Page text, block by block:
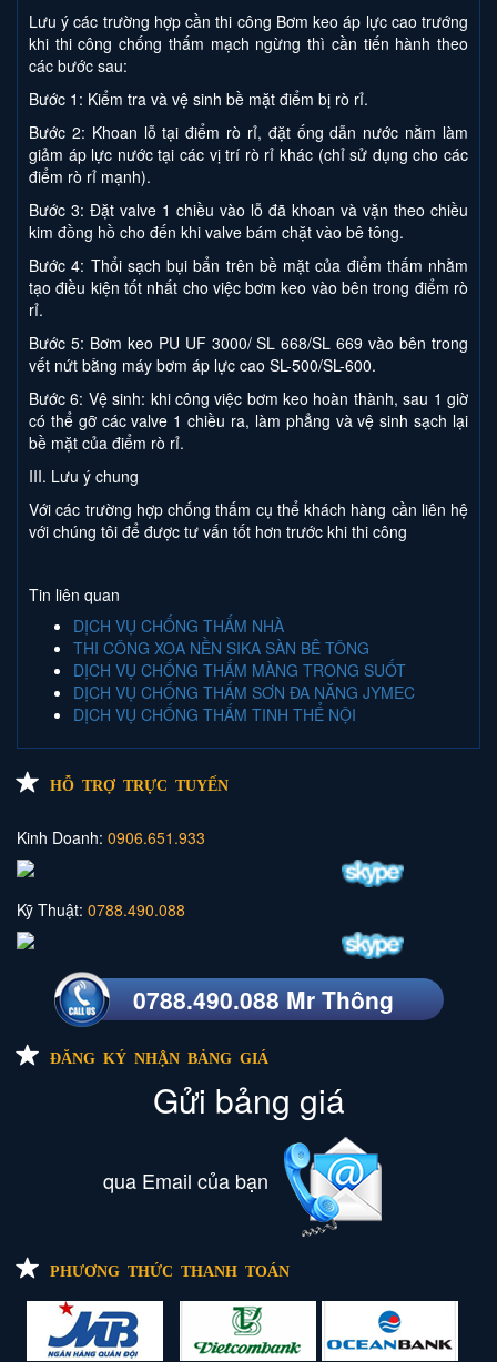
Lưu ý các trường hợp cần thi công Bơm keo áp lực cao trướng
khi thi công chống thấm mạch ngừng thì cần tiến hành theo
các bước sau:
Bước 1: Kiểm tra và vệ sinh bề mặt điểm bị rò rỉ.
Bước 2: Khoan lỗ tại điểm rò rỉ, đặt ống dẫn nước nằm làm
giảm áp lực nước tại các vị trí rò rỉ khác (chỉ sử dụng cho các
điểm rò rỉ mạnh).
Bước 3: Đặt valve 1 chiều vào lỗ đã khoan và vặn theo chiều
kim đồng hồ cho đến khi valve bám chặt vào bê tông.
Bước 4: Thổi sạch bụi bẩn trên bề mặt của điểm thấm nhằm
tạo điều kiện tốt nhất cho việc bơm keo vào bên trong điểm rò
rỉ.
Bước 5: Bơm keo PU UF 3000/ SL 668/SL 669 vào bên trong
vết nứt bằng máy bơm áp lực cao SL-500/SL-600.
Bước 6: Vệ sinh: khi công việc bơm keo hoàn thành, sau 1 giờ
có thể gỡ các valve 1 chiều ra, làm phẳng và vệ sinh sạch lại
bề mặt của điểm rò rỉ.
III. Lưu ý chung
Với các trường hợp chống thấm cụ thể khách hàng cần liên hệ
với chúng tôi để được tư vấn tốt hơn trước khi thi công
Tin liên quan
DỊCH VỤ CHỐNG THẤM NHÀ
THI CÔNG XOA NỀN SIKA SÀN BÊ TÔNG
DỊCH VỤ CHỐNG THẤM MÀNG TRONG SUỐT
DỊCH VỤ CHỐNG THẤM SƠN ĐA NĂNG JYMEC
DỊCH VỤ CHỐNG THẤM TINH THỂ NỘI
HỖ TRỢ TRỰC TUYẾN
Kinh Doanh: 0906.651.933
Kỹ Thuật: 0788.490.088
0788.490.088 Mr Thông
ĐĂNG KÝ NHẬN BẢNG GIÁ
Gửi bảng giá
qua Email của bạn
PHƯƠNG THỨC THANH TOÁN